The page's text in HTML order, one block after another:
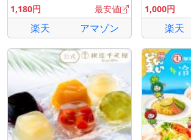
1,180円
最安値
楽天 アマゾン
1,000円
楽天